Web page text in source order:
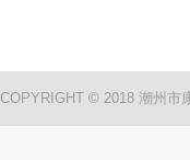
COPYRIGHT © 2018 潮州市